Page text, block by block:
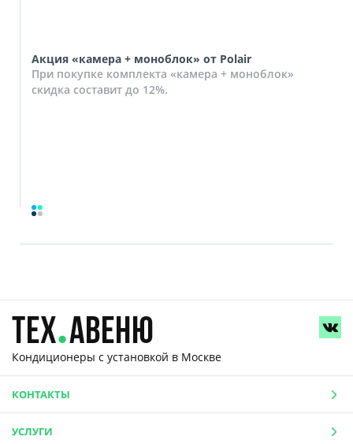
Акция «камера + моноблок» от Polair
При покупке комплекта «камера + моноблок»
скидка составит до 12%.
Кондиционеры с установкой в Москве
КОНТАКТЫ
УСЛУГИ